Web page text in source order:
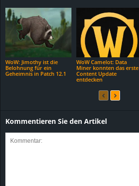
WoW: Jimothy ist die
Belohnung für ein
Geheimnis in Patch 12.1
WoW Camelot: Data
Miner konnten das erste
Content Update
entdecken
Kommentieren Sie den Artikel